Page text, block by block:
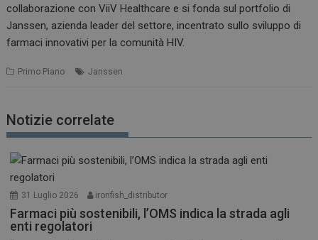
collaborazione con ViiV Healthcare e si fonda sul portfolio di
Janssen, azienda leader del settore, incentrato sullo sviluppo di
farmaci innovativi per la comunità HIV.
Primo Piano Janssen
Notizie correlate
31 Luglio 2026 ironfish_distributor
Farmaci più sostenibili, l’OMS indica la strada agli
enti regolatori